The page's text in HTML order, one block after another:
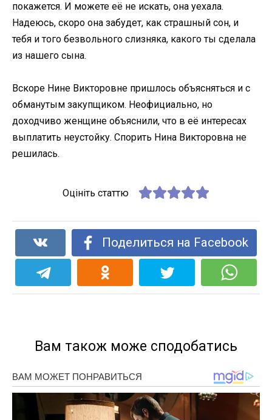
покажется. И можете её не искать, она уехала.
Надеюсь, скоро она забудет, как страшный сон, и
тебя и того безвольного слизняка, какого ты сделала
из нашего сына.
Вскоре Нине Викторовне пришлось объясняться и с
обманутым закупщиком. Неофициально, но
доходчиво женщине объяснили, что в её интересах
выплатить неустойку. Спорить Нина Викторовна не
решилась.
Оцініть статтю
Поделиться на Facebook
Вам також може сподобатись